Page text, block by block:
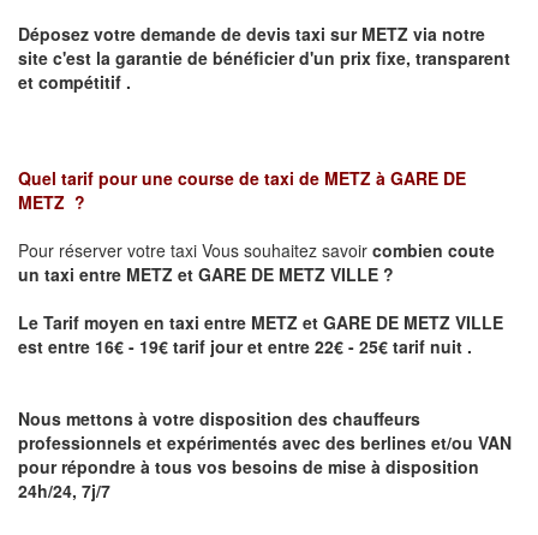
Déposez votre demande de devis taxi sur METZ via notre
site c'est la garantie de bénéficier d'un prix fixe, transparent
et compétitif .
Quel tarif pour une course de taxi de METZ à GARE DE
METZ ?
Pour réserver votre taxi Vous souhaitez savoir combien coute
un taxi entre METZ et GARE DE METZ VILLE ?
Le Tarif moyen en taxi entre METZ et GARE DE METZ VILLE
est entre 16€ - 19€ tarif jour et entre 22€ - 25€ tarif nuit .
Nous mettons à votre disposition des chauffeurs
professionnels et expérimentés avec des berlines et/ou VAN
pour répondre à tous vos besoins de mise à disposition
24h/24, 7j/7